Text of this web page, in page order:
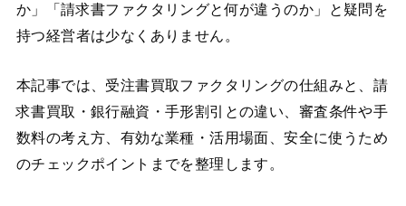
か」「請求書ファクタリングと何が違うのか」と疑問を
持つ経営者は少なくありません。
本記事では、受注書買取ファクタリングの仕組みと、請
求書買取・銀行融資・手形割引との違い、審査条件や手
数料の考え方、有効な業種・活用場面、安全に使うため
のチェックポイントまでを整理します。